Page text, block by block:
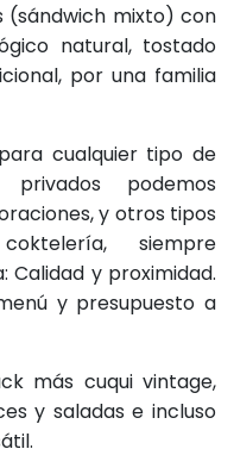
(sándwich mixto) con
natural, tostado
por una familia
cualquier tipo de
podemos
y otros tipos
siempre
Calidad y proximidad.
y presupuesto a
más cuqui vintage,
y saladas e incluso